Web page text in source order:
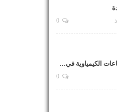
الكيمياوية في…